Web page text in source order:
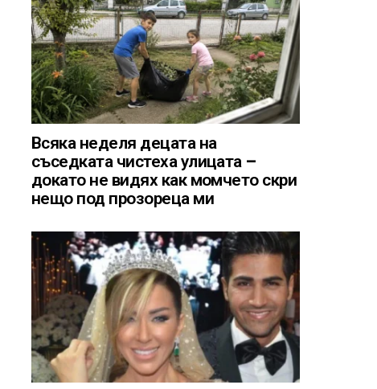
Всяка неделя децата на
съседката чистеха улицата –
докато не видях как момчето скри
нещо под прозореца ми